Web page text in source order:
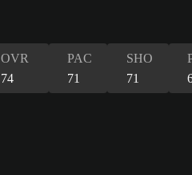
OVR
74
PAC
71
SHO
71